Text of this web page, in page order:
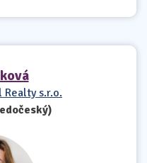
Realty s.r.o.